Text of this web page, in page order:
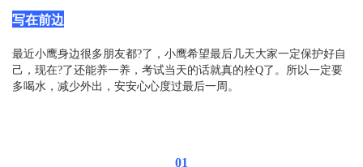
写在前边
最近小鹰身边很多朋友都?了，小鹰希望最后几天大家一定保护好自
己，现在?了还能养一养，考试当天的话就真的栓Q了。所以一定要
多喝水，减少外出，安安心心度过最后一周。
01